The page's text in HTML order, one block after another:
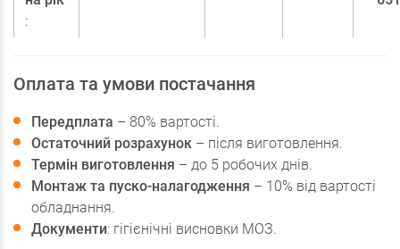
:
Оплата та умови постачання
Передплата – 80% вартості.
Остаточний розрахунок – після виготовлення.
Термін виготовлення – до 5 робочих днів.
Монтаж та пуско-налагодження – 10% від вартості
обладнання.
Документи: гігієнічні висновки МОЗ.